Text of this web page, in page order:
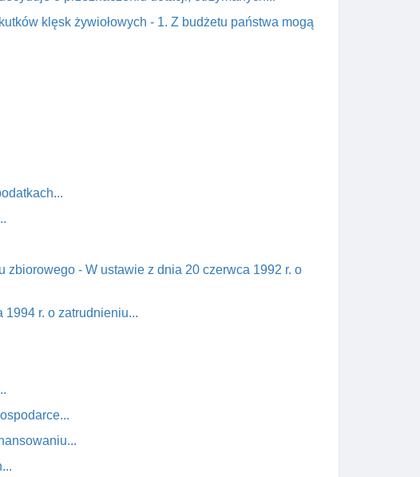
klęsk żywiołowych - 1. Z budżetu państwa mogą
- W ustawie z dnia 20 czerwca 1992 r. o
r. o zatrudnieniu...